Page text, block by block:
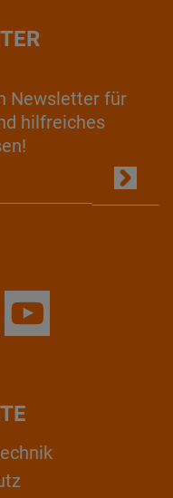
Newsletter für
hilfreiches